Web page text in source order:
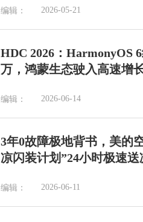
编辑： 2026-05-21
HDC 2026：HarmonyOS
万，鸿蒙生态驶入高速增
编辑： 2026-06-14
3年0故障极地背书，美的
凉闪装计划”24小时极速送
编辑： 2026-06-11